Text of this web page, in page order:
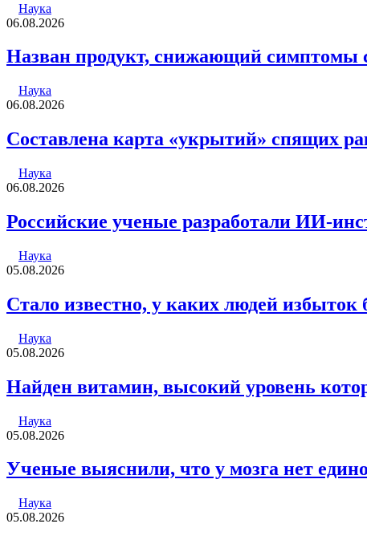
Наука
06.08.2026
Назван продукт, снижающий симптомы
Наука
06.08.2026
Составлена карта «укрытий» спящих
Наука
06.08.2026
Российские ученые разработали ИИ-
Наука
05.08.2026
Стало известно, у каких людей избыток
Наука
05.08.2026
Найден витамин, высокий уровень
Наука
05.08.2026
Ученые выяснили, что у мозга нет
Наука
05.08.2026